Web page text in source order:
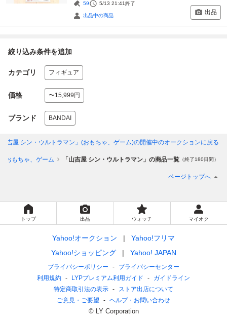
59 5/13 21:41終了
出品中の商品 出品
絞り込み条件を追加
カテゴリ フィギュア
価格 〜15,999円
ブランド BANDAI
吉屋 シン・ウルトラマン」(おもちゃ、ゲーム)の開催中のオークションに戻る
おもちゃ、ゲーム 「山吉屋 シン・ウルトラマン」の商品一覧 （終了180日間）
ページトップへ
トップ 出品 ウォッチ マイオク
Yahoo!オークション
Yahoo!フリマ
Yahoo!ショッピング
Yahoo! JAPAN
プライバシーポリシー
プライバシーセンター
利用規約
LYPプレミアム利用ガイド
ガイドライン
特定商取引法の表示
ストア出店について
ご意見・ご要望
ヘルプ・お問い合わせ
© LY Corporation